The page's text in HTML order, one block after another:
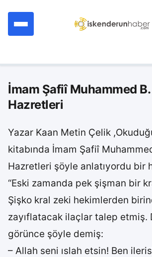
İmam Şafiî Muhammed
Hazretleri
Yazar Kaan Metin Çelik
kitabında İmam Şafiî
Hazretleri şöyle anlatıyordu bir
“Eski zamanda pek şişman bir
Şişko kral zeki hekimlerden
zayıflatacak ilaçlar talep etmiş.
görünce şöyle demiş:
– Allah seni ıslah etsin! Ben